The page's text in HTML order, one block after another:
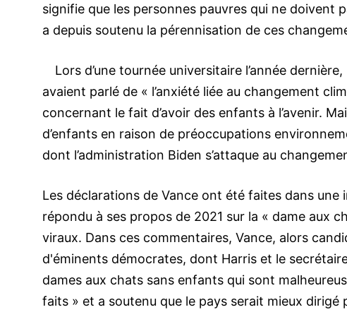
signifie que les personnes pauvres qui ne
a depuis soutenu la pérennisation de ces
Lors d’une tournée universitaire l’année
avaient parlé de « l’anxiété liée au changement
concernant le fait d’avoir des enfants à l’avenir.
d’enfants en raison de préoccupations
dont l’administration Biden s’attaque au
Les déclarations de Vance ont été faites dans
répondu à ses propos de 2021 sur la « dame aux
viraux. Dans ces commentaires, Vance, alors
d'éminents démocrates, dont Harris et le
dames aux chats sans enfants qui sont
faits » et a soutenu que le pays serait mieux